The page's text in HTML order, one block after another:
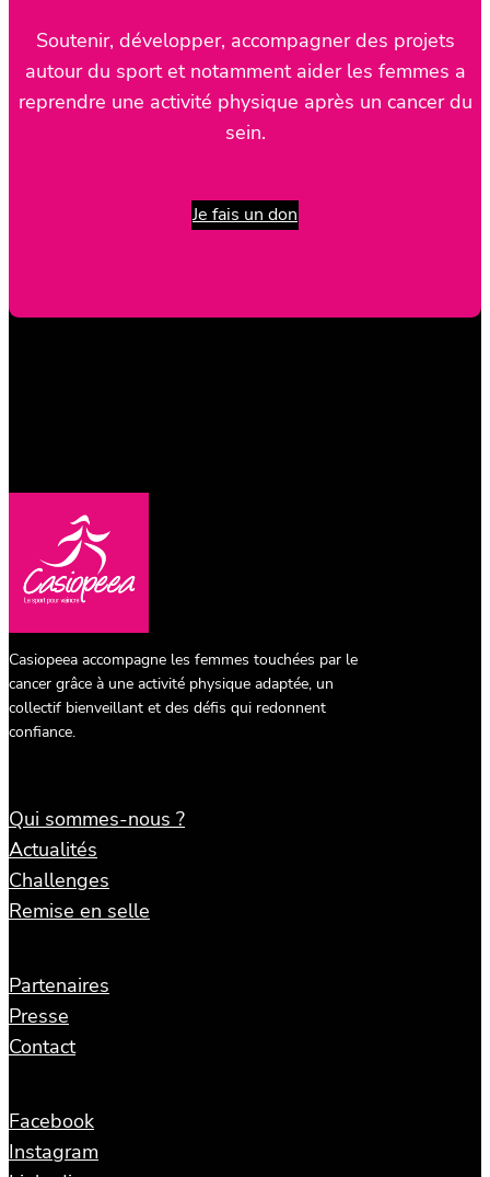
Soutenir, développer, accompagner des projets
autour du sport et notamment aider les femmes a
reprendre une activité physique après un cancer du
sein.
Je fais un don
Casiopeea accompagne les femmes touchées par le
cancer grâce à une activité physique adaptée, un
collectif bienveillant et des défis qui redonnent
confiance.
Qui sommes-nous ?
Actualités
Challenges
Remise en selle
Partenaires
Presse
Contact
Facebook
Instagram